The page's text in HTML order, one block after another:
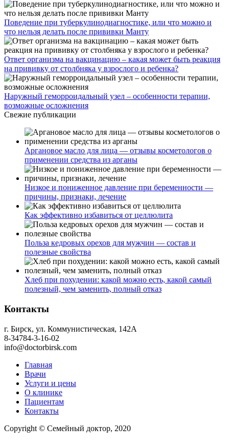
Поведение при туберкулинодиагностике, или что можно и
что нельзя делать после прививки Манту
Ответ организма на вакцинацию – какая может быть реакция
на прививку от столбняка у взрослого и ребенка?
Наружный геморроидальный узел – особенности терапии,
возможные осложнения
Свежие публикации
Аргановое масло для лица — отзывы косметологов о
применении средства из арганы
Низкое и пониженное давление при беременности —
причины, признаки, лечение
Как эффективно избавиться от целлюлита
Польза кедровых орехов для мужчин — состав и
полезные свойства
Хлеб при похудении: какой можно есть, какой самый
полезный, чем заменить, полный отказ
Контакты
г. Бирск, ул. Коммунистическая, 142А
8-34784-3-16-02
info@doctorbirsk.com
Главная
Врачи
Услуги и цены
О клинике
Пациентам
Контакты
Copyright © Семейный доктор, 2020